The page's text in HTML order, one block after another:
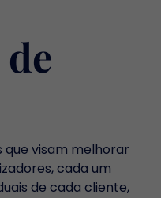
visam melhorar
cada um
de cada cliente,